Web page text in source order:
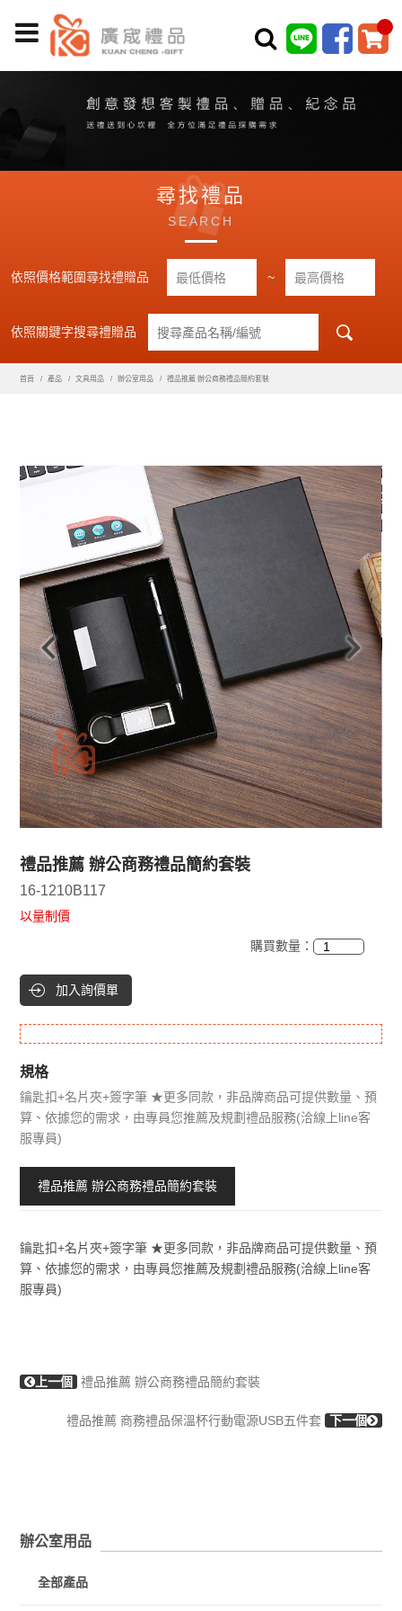
尋找禮品
SEARCH
依照價格範圍尋找禮贈品 ~
依照關鍵字搜尋禮贈品
首頁 產品 文具用品 辦公室用品 禮品推薦 辦公商務禮品簡約套裝
禮品推薦 辦公商務禮品簡約套裝
16-1210B117
以量制價
購買數量：
加入詢價單
規格
鑰匙扣+名片夾+簽字筆 ★更多同款，非品牌商品可提供數量、預
算、依據您的需求，由專員您推薦及規劃禮品服務(洽線上line客
服專員)
禮品推薦 辦公商務禮品簡約套裝
鑰匙扣+名片夾+簽字筆 ★更多同款，非品牌商品可提供數量、預
算、依據您的需求，由專員您推薦及規劃禮品服務(洽線上line客
服專員)
上一個 禮品推薦 辦公商務禮品簡約套裝
禮品推薦 商務禮品保溫杯行動電源USB五件套 下一個
辦公室用品
全部產品